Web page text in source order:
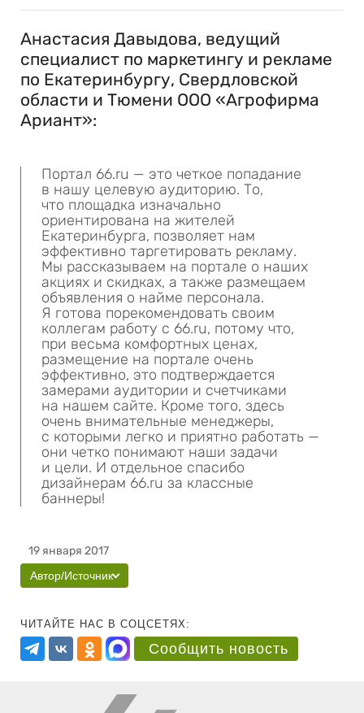
Анастасия Давыдова, ведущий
специалист по маркетингу и рекламе
по Екатеринбургу, Свердловской
области и Тюмени ООО «Агрофирма
Ариант»:
Портал 66.ru — это четкое попадание
в нашу целевую аудиторию. То,
что площадка изначально
ориентирована на жителей
Екатеринбурга, позволяет нам
эффективно таргетировать рекламу.
Мы рассказываем на портале о наших
акциях и скидках, а также размещаем
объявления о найме персонала.
Я готова порекомендовать своим
коллегам работу с 66.ru, потому что,
при весьма комфортных ценах,
размещение на портале очень
эффективно, это подтверждается
замерами аудитории и счетчиками
на нашем сайте. Кроме того, здесь
очень внимательные менеджеры,
с которыми легко и приятно работать —
они четко понимают наши задачи
и цели. И отдельное спасибо
дизайнерам 66.ru за классные
баннеры!
19 января 2017
Автор/Источник
ЧИТАЙТЕ НАС В СОЦСЕТЯХ:
Сообщить новость